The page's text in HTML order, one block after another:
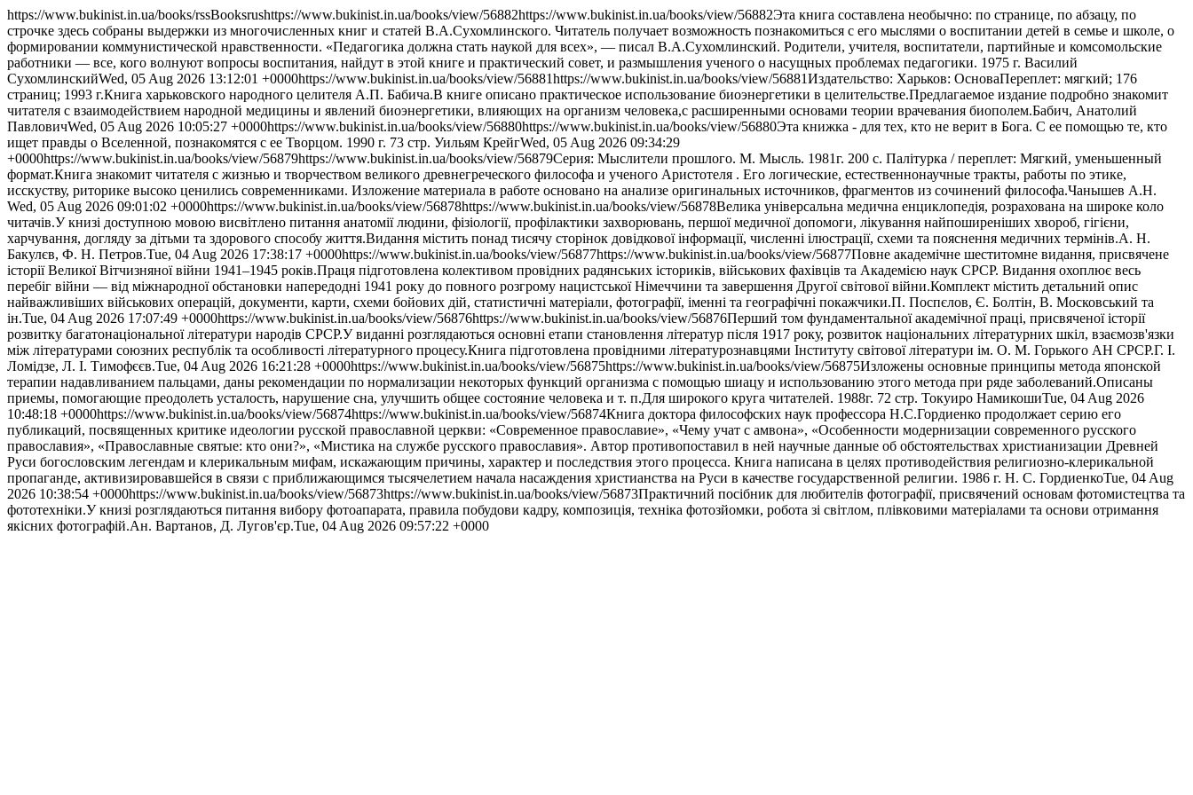
https://www.bukinist.in.ua/books/rssBooksrushttps://www.bukinist.in.ua/books/view/56882https://www.bukinist.in.ua/books/view/56882Эта книга составлена необычно: по странице, по абзацу, по
строчке здесь собраны выдержки из многочисленных книг и статей В.А.Сухомлинского. Читатель получает возможность познакомиться с его мыслями о воспитании детей в семье и школе, о
формировании коммунистической нравственности. «Педагогика должна стать наукой для всех», — писал В.А.Сухомлинский. Родители, учителя, воспитатели, партийные и комсомольские
работники — все, кого волнуют вопросы воспитания, найдут в этой книге и практический совет, и размышления ученого о насущных проблемах педагогики. 1975 г. Василий
СухомлинскийWed, 05 Aug 2026 13:12:01 +0000https://www.bukinist.in.ua/books/view/56881https://www.bukinist.in.ua/books/view/56881Издательство: Харьков: ОсноваПереплет: мягкий; 176
страниц; 1993 г.Книга харьковского народного целителя А.П. Бабича.В книге описано практическое использование биоэнергетики в целительстве.Предлагаемое издание подробно знакомит
читателя с взаимодействием народной медицины и явлений биоэнергетики, влияющих на организм человека,с расширенными основами теории врачевания биополем.Бабич, Анатолий
ПавловичWed, 05 Aug 2026 10:05:27 +0000https://www.bukinist.in.ua/books/view/56880https://www.bukinist.in.ua/books/view/56880Эта книжка - для тех, кто не верит в Бога. С ее помощью те, кто
ищет правды о Вселенной, познакомятся с ее Творцом. 1990 г. 73 стр. Уильям КрейгWed, 05 Aug 2026 09:34:29
+0000https://www.bukinist.in.ua/books/view/56879https://www.bukinist.in.ua/books/view/56879Серия: Мыслители прошлого. М. Мысль. 1981г. 200 с. Палiтурка / переплет: Мягкий, уменьшенный
формат.Книга знакомит читателя с жизнью и творчеством великого древнегреческого философа и ученого Аристотеля . Его логические, естественнонаучные тракты, работы по этике,
исскуству, риторике высоко ценились современниками. Изложение материала в работе основано на анализе оригинальных источников, фрагментов из сочинений философа.Чанышев А.Н.
Wed, 05 Aug 2026 09:01:02 +0000https://www.bukinist.in.ua/books/view/56878https://www.bukinist.in.ua/books/view/56878Велика універсальна медична енциклопедія, розрахована на широке коло
читачів.У книзі доступною мовою висвітлено питання анатомії людини, фізіології, профілактики захворювань, першої медичної допомоги, лікування найпоширеніших хвороб, гігієни,
харчування, догляду за дітьми та здорового способу життя.Видання містить понад тисячу сторінок довідкової інформації, численні ілюстрації, схеми та пояснення медичних термінів.А. Н.
Бакулєв, Ф. Н. Петров.Tue, 04 Aug 2026 17:38:17 +0000https://www.bukinist.in.ua/books/view/56877https://www.bukinist.in.ua/books/view/56877Повне академічне шеститомне видання, присвячене
історії Великої Вітчизняної війни 1941–1945 років.Праця підготовлена колективом провідних радянських істориків, військових фахівців та Академією наук СРСР. Видання охоплює весь
перебіг війни — від міжнародної обстановки напередодні 1941 року до повного розгрому нацистської Німеччини та завершення Другої світової війни.Комплект містить детальний опис
найважливіших військових операцій, документи, карти, схеми бойових дій, статистичні матеріали, фотографії, іменні та географічні покажчики.П. Поспєлов, Є. Болтін, В. Московський та
ін.Tue, 04 Aug 2026 17:07:49 +0000https://www.bukinist.in.ua/books/view/56876https://www.bukinist.in.ua/books/view/56876Перший том фундаментальної академічної праці, присвяченої історії
розвитку багатонаціональної літератури народів СРСР.У виданні розглядаються основні етапи становлення літератур після 1917 року, розвиток національних літературних шкіл, взаємозв'язки
між літературами союзних республік та особливості літературного процесу.Книга підготовлена провідними літературознавцями Інституту світової літератури ім. О. М. Горького АН СРСР.Г. І.
Ломідзе, Л. І. Тимофєєв.Tue, 04 Aug 2026 16:21:28 +0000https://www.bukinist.in.ua/books/view/56875https://www.bukinist.in.ua/books/view/56875Изложены основные принципы метода японской
терапии надавливанием пальцами, даны рекомендации по нормализации некоторых функций организма с помощью шиацу и использованию этого метода при ряде заболеваний.Описаны
приемы, помогающие преодолеть усталость, нарушение сна, улучшить общее состояние человека и т. п.Для широкого круга читателей. 1988г. 72 стр. Токуиро НамикошиTue, 04 Aug 2026
10:48:18 +0000https://www.bukinist.in.ua/books/view/56874https://www.bukinist.in.ua/books/view/56874Книга доктора философских наук профессора Н.С.Гордиенко продолжает серию его
публикаций, посвященных критике идеологии русской православной церкви: «Современное православие», «Чему учат с амвона», «Особенности модернизации современного русского
православия», «Православные святые: кто они?», «Мистика на службе русского православия». Автор противопоставил в ней научные данные об обстоятельствах христианизации Древней
Руси богословским легендам и клерикальным мифам, искажающим причины, характер и последствия этого процесса. Книга написана в целях противодействия религиозно-клерикальной
пропаганде, активизировавшейся в связи с приближающимся тысячелетием начала насаждения христианства на Руси в качестве государственной религии. 1986 г. Н. С. ГордиенкоTue, 04 Aug
2026 10:38:54 +0000https://www.bukinist.in.ua/books/view/56873https://www.bukinist.in.ua/books/view/56873Практичний посібник для любителів фотографії, присвячений основам фотомистецтва та
фототехніки.У книзі розглядаються питання вибору фотоапарата, правила побудови кадру, композиція, техніка фотозйомки, робота зі світлом, плівковими матеріалами та основи отримання
якісних фотографій.Ан. Вартанов, Д. Лугов'єр.Tue, 04 Aug 2026 09:57:22 +0000